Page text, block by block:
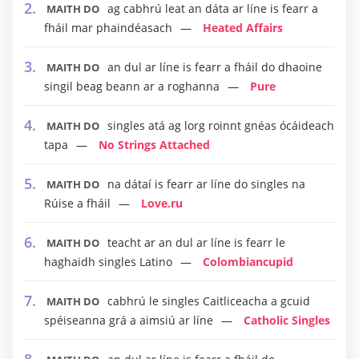
MAITH DO ag cabhrú leat an dáta ar líne is fearr a
fháil mar phaindéasach
Heated Affairs
MAITH DO an dul ar líne is fearr a fháil do dhaoine
singil beag beann ar a roghanna
Pure
MAITH DO singles atá ag lorg roinnt gnéas ócáideach
tapa
No Strings Attached
MAITH DO
na dátaí is fearr ar líne do singles na
Rúise a fháil
Love.ru
MAITH DO teacht ar an dul ar líne is fearr le
haghaidh singles Latino
Colombiancupid
MAITH DO cabhrú le singles Caitliceacha a gcuid
spéiseanna grá a aimsiú ar líne
Catholic Singles